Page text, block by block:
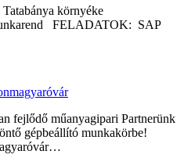
környéke
FELADATOK: SAP
fejlődő műanyagipari Partnerünk
gépbeállító munkakörbe!